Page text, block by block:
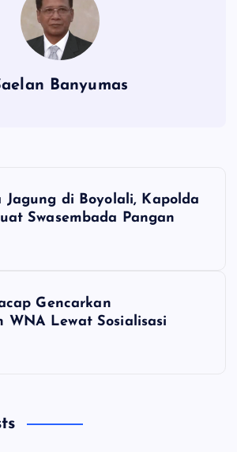
Banyumas
Jagung di Boyolali, Kapolda
Swasembada Pangan
Gencarkan
WNA Lewat Sosialisasi